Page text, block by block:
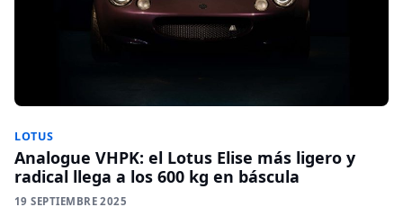
LOTUS
Analogue VHPK: el Lotus Elise más ligero y
radical llega a los 600 kg en báscula
19 SEPTIEMBRE 2025